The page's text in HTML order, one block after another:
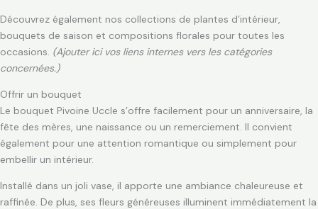
Découvrez également nos collections de plantes d’intérieur,
bouquets de saison et compositions florales pour toutes les
occasions. (Ajouter ici vos liens internes vers les catégories
concernées.)
Offrir un bouquet
Le bouquet Pivoine Uccle s’offre facilement pour un anniversaire, la
fête des mères, une naissance ou un remerciement. Il convient
également pour une attention romantique ou simplement pour
embellir un intérieur.
Installé dans un joli vase, il apporte une ambiance chaleureuse et
raffinée. De plus, ses fleurs généreuses illuminent immédiatement la